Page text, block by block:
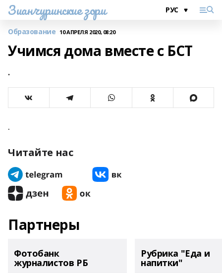
Зианчуринские зори
Образование 10 АПРЕЛЯ 2020, 08:20
Учимся дома вместе с БСТ
.
.
Читайте нас
Партнеры
Фотобанк
журналистов РБ
Рубрика "Еда и
напитки"